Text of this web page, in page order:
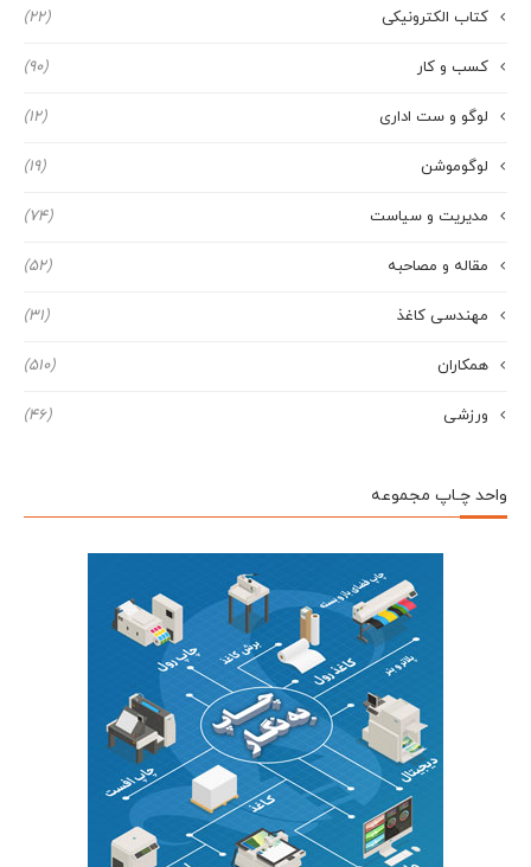
کتاب الکترونیکی (22)
کسب و کار (90)
لوگو و ست اداری (12)
لوگوموشن (19)
مدیریت و سیاست (74)
مقاله و مصاحبه (52)
مهندسی کاغذ (31)
همکاران (510)
ورزشی (46)
واحد چـاپ مجموعه